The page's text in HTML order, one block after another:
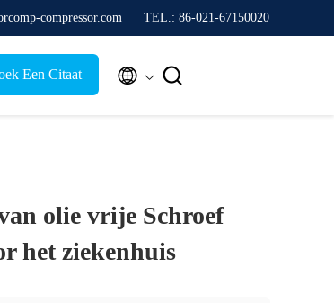
compressor.com TEL.: 86-021-67150020
Een Citaat  
olie vrije Schroef
het ziekenhuis